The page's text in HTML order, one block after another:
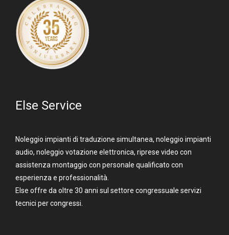
Else Service
Noleggio impianti di traduzione simultanea, noleggio impianti
audio, noleggio votazione elettronica, riprese video con
assistenza montaggio con personale qualificato con
esperienza e professionalità.
Else offre da oltre 30 anni sul settore congressuale servizi
tecnici per congressi.